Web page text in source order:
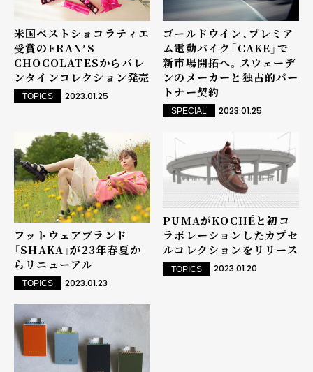
米国ベストショコラティエ
受賞のFRANʼS
CHOCOLATESからバレ
ンタインコレクション発売
TOPICS 2023.01.25
ゴールドウイン、プレミア
ム電動バイク「CAKE」で
新市場開拓へ。スウェーデ
ンのメーカーと独占的パー
トナー契約
SPECIAL 2023.01.25
フットウェアブランド
「SHAKA」が23年春夏か
らリニューアル
TOPICS 2023.01.23
PUMAがKOCHÉと初コ
ラボレーションしたカプセ
ルコレクションをリリース
TOPICS 2023.01.20